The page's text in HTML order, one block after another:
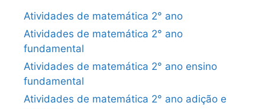
Atividades de matemática 2° ano
Atividades de matemática 2° ano
fundamental
Atividades de matemática 2° ano ensino
fundamental
Atividades de matemática 2° ano adição e